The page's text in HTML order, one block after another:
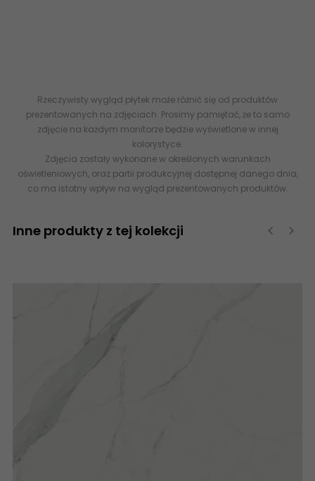
Rzeczywisty wygląd płytek może różnić się od produktów
prezentowanych na zdjęciach. Prosimy pamiętać, że to samo
zdjęcie na każdym monitorze będzie wyświetlone w innej
kolorystyce.
Zdjęcia zostały wykonane w określonych warunkach
oświetleniowych, oraz partii produkcyjnej dostępnej danego dnia,
co ma istotny wpływ na wygląd prezentowanych produktów.
Inne produkty z tej kolekcji